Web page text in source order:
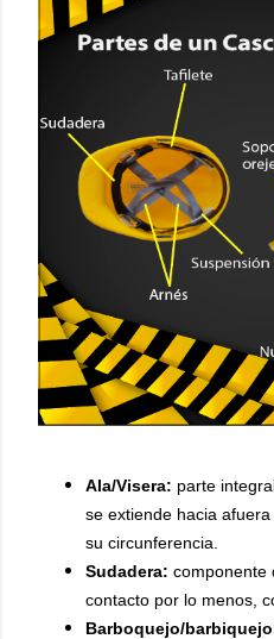
Ala/Visera: parte
se extiende hacia
su circunferencia.
Sudadera: componente
contacto por lo menos,
Barboquejo/